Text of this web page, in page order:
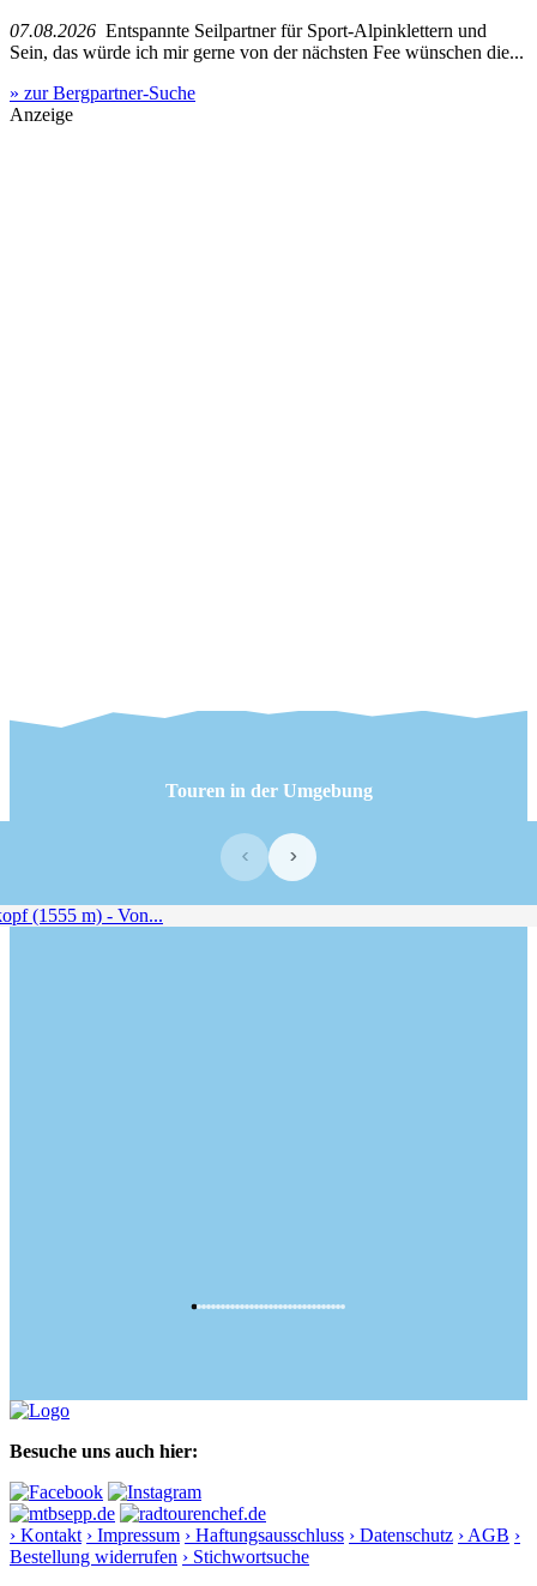
07.08.2026 Entspannte Seilpartner für Sport-Alpinklettern und
Sein, das würde ich mir gerne von der nächsten Fee wünschen die...
» zur Bergpartner-Suche
Anzeige
Touren in der Umgebung
‹ ›
Besuche uns auch hier:
› Kontakt › Impressum › Haftungsausschluss › Datenschutz › AGB ›
Bestellung widerrufen › Stichwortsuche